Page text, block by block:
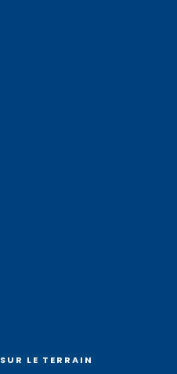
SUR LE TERRAIN